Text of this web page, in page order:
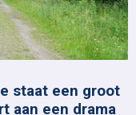
staat een groot
aan een drama